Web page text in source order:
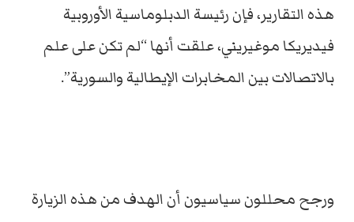
هذه التقارير، فإن رئيسة الدبلوماسية الأوروبية
فيديريكا موغيريني، علقت أنها “لم تكن على علم
بالاتصالات بين المخابرات الإيطالية والسورية”.
ورجح محللون سياسيون أن الهدف من هذه الزيارة